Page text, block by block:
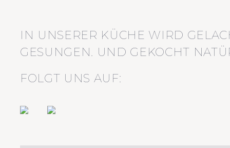
IN UNSERER KÜCHE WIRD
GESUNGEN. UND GEKOCHT
FOLGT UNS AUF: